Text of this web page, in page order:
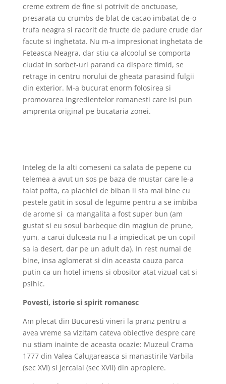
creme extrem de fine si potrivit de onctuoase,
presarata cu crumbs de blat de cacao imbatat de-o
trufa neagra si racorit de fructe de padure crude dar
facute si inghetata. Nu m-a impresionat inghetata de
Feteasca Neagra, dar stiu ca alcoolul se comporta
ciudat in sorbet-uri parand ca dispare timid, se
retrage in centru norului de gheata parasind fulgii
din exterior. M-a bucurat enorm folosirea si
promovarea ingredientelor romanesti care isi pun
amprenta original pe bucataria zonei.
Inteleg de la alti comeseni ca salata de pepene cu
telemea a avut un sos pe baza de mustar care le-a
taiat pofta, ca plachiei de biban ii sta mai bine cu
pestele gatit in sosul de legume pentru a se imbiba
de arome si ca mangalita a fost super bun (am
gustat si eu sosul barbeque din magiun de prune,
yum, a carui dulceata nu l-a impiedicat pe un copil
sa ia desert, dar pe un adult da). In rest numai de
bine, insa aglomerat si din aceasta cauza parca
putin ca un hotel imens si obositor atat vizual cat si
psihic.
Povesti, istorie si spirit romanesc
Am plecat din Bucuresti vineri la pranz pentru a
avea vreme sa vizitam cateva obiective despre care
nu stiam inainte de aceasta ocazie: Muzeul Crama
1777 din Valea Calugareasca si manastirile Varbila
(sec XVI) si Jercalai (sec XVII) din apropiere.